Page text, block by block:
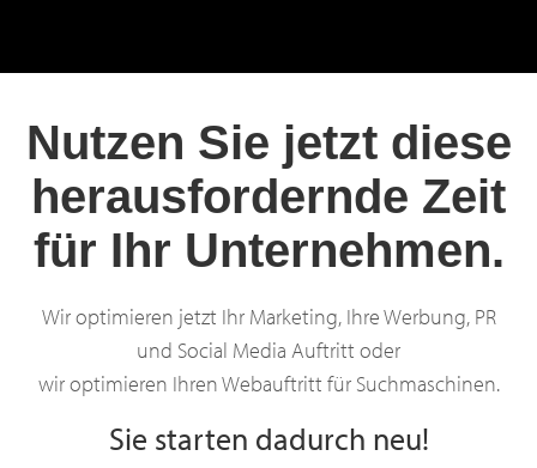
Nutzen Sie jetzt diese
herausfordernde Zeit
für Ihr Unternehmen.
Wir optimieren jetzt Ihr Marketing, Ihre Werbung, PR
und Social Media Auftritt oder
wir optimieren Ihren Webauftritt für Suchmaschinen.
Sie starten dadurch neu!